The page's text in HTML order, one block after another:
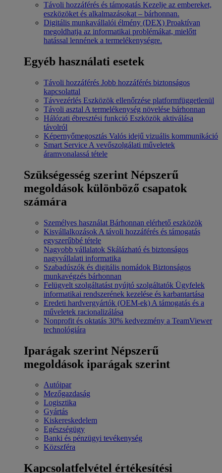
Távoli hozzáférés és támogatás Kezelje az embereket,
eszközöket és alkalmazásokat – bárhonnan.
Digitális munkavállalói élmény (DEX) Proaktívan
megoldhatja az informatikai problémákat, mielőtt
hatással lennének a termelékenységre.
Egyéb használati esetek
Távoli hozzáférés Jobb hozzáférés biztonságos
kapcsolattal
Távvezérlés Eszközök ellenőrzése platformfüggetlenül
Távoli asztal A termelékenység növelése bárhonnan
Hálózati ébresztési funkció Eszközök aktiválása
távolról
Képernyőmegosztás Valós idejű vizuális kommunikáció
Smart Service A vevőszolgálati műveletek
áramvonalassá tétele
Szükségesség szerint Népszerű
megoldások különböző csapatok
számára
Személyes használat Bárhonnan elérhető eszközök
Kisvállalkozások A távoli hozzáférés és támogatás
egyszerűbbé tétele
Nagyobb vállalatok Skálázható és biztonságos
nagyvállalati informatika
Szabadúszók és digitális nomádok Biztonságos
munkavégzés bárhonnan
Felügyelt szolgáltatást nyújtó szolgáltatók Ügyfelek
informatikai rendszerének kezelése és karbantartása
Eredeti hardvergyártók (OEM-ek) A támogatás és a
műveletek racionalizálása
Nonprofit és oktatás 30% kedvezmény a TeamViewer
technológiára
Iparágak szerint Népszerű
megoldások iparágak szerint
Autóipar
Mezőgazdaság
Logisztika
Gyártás
Kiskereskedelem
Egészségügy
Banki és pénzügyi tevékenység
Közszféra
Kapcsolatfelvétel értékesítési